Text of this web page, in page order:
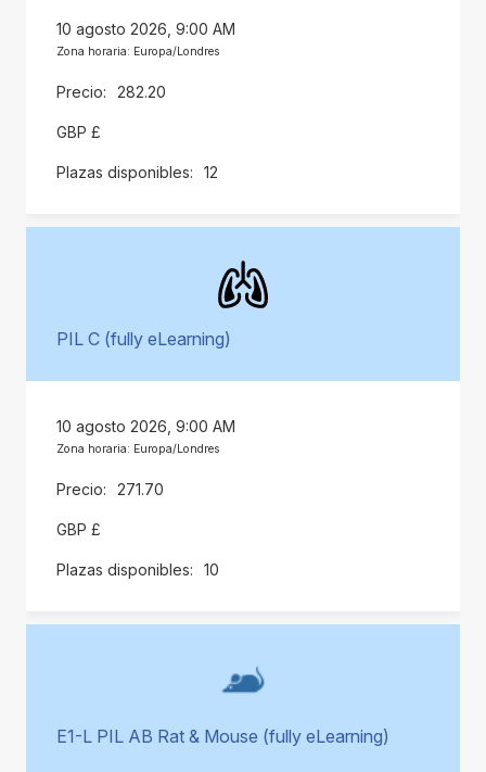
10 agosto 2026, 9:00 AM
Zona horaria: Europa/Londres
282.20
GBP £
12
PIL C (fully eLearning)
10 agosto 2026, 9:00 AM
Zona horaria: Europa/Londres
271.70
GBP £
10
E1-L PIL AB Rat & Mouse (fully eLearning)